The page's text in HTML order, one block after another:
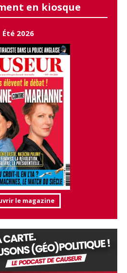
en kiosque
Été 2026
le magazine